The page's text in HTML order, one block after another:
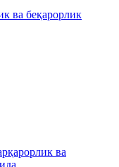
ва беқарорлик
ва